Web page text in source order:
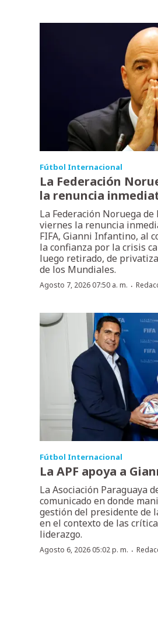
Fútbol Internacional
La Federación
la renuncia
La Federación Noruega
viernes la renuncia
FIFA, Gianni Infantino, al
la confianza por la crisis
luego retirado, de
de los Mundiales.
Agosto 7, 2026 07:50 a. m. ·
Fútbol Internacional
La APF apoya a
La Asociación Paraguaya
comunicado en donde
gestión del presidente de
en el contexto de las
liderazgo.
Agosto 6, 2026 05:02 p. m. ·